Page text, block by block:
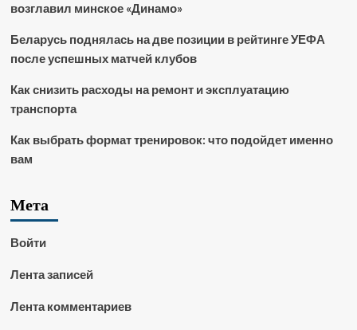
возглавил минское «Динамо»
Беларусь поднялась на две позиции в рейтинге УЕФА
после успешных матчей клубов
Как снизить расходы на ремонт и эксплуатацию
транспорта
Как выбрать формат тренировок: что подойдет именно
вам
Мета
Войти
Лента записей
Лента комментариев